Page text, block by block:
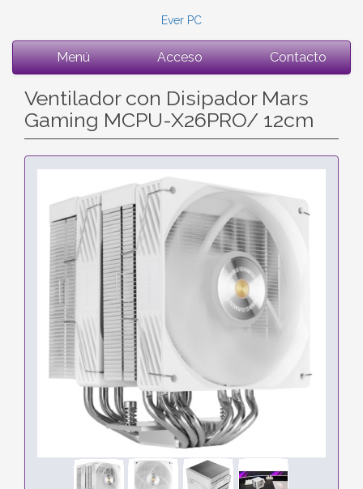
Ever PC
Menú Acceso Contacto
Ventilador con Disipador Mars
Gaming MCPU-X26PRO/ 12cm